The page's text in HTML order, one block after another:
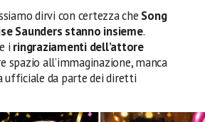
dirvi con certezza che Song
Saunders stanno insieme.
e i ringraziamenti dell’attore
spazio all’immaginazione, manca
ufficiale da parte dei diretti